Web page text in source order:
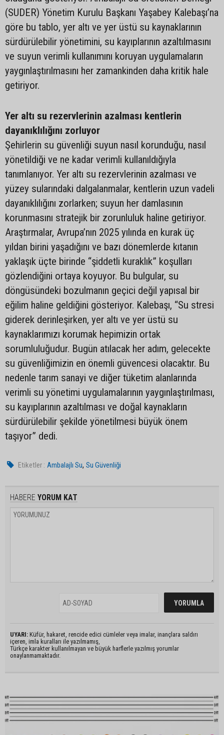
(SUDER) Yönetim Kurulu Başkanı Yaşabey Kalebaşı’na
göre bu tablo, yer altı ve yer üstü su kaynaklarının
sürdürülebilir yönetimini, su kayıplarının azaltılmasını
ve suyun verimli kullanımını koruyan uygulamaların
yaygınlaştırılmasını her zamankinden daha kritik hale
getiriyor.
Yer altı su rezervlerinin azalması kentlerin
dayanıklılığını zorluyor
Şehirlerin su güvenliği suyun nasıl korunduğu, nasıl
yönetildiği ve ne kadar verimli kullanıldığıyla
tanımlanıyor. Yer altı su rezervlerinin azalması ve
yüzey sularındaki dalgalanmalar, kentlerin uzun vadeli
dayanıklılığını zorlarken; suyun her damlasının
korunmasını stratejik bir zorunluluk haline getiriyor.
Araştırmalar, Avrupa’nın 2025 yılında en kurak üç
yıldan birini yaşadığını ve bazı dönemlerde kıtanın
yaklaşık üçte birinde “şiddetli kuraklık” koşulları
gözlendiğini ortaya koyuyor. Bu bulgular, su
döngüsündeki bozulmanın geçici değil yapısal bir
eğilim haline geldiğini gösteriyor. Kalebaşı, “Su stresi
giderek derinleşirken, yer altı ve yer üstü su
kaynaklarımızı korumak hepimizin ortak
sorumluluğudur. Bugün atılacak her adım, gelecekte
su güvenliğimizin en önemli güvencesi olacaktır. Bu
nedenle tarım sanayi ve diğer tüketim alanlarında
verimli su yönetimi uygulamalarının yaygınlaştırılması,
su kayıplarının azaltılması ve doğal kaynakların
sürdürülebilir şekilde yönetilmesi büyük önem
taşıyor” dedi.
Etiketler : Ambalajlı Su,Su Güvenliği
HABERE YORUM KAT
UYARI: Küfür, hakaret, rencide edici cümleler veya imalar, inançlara saldırı
içeren, imla kuralları ile yazılmamış,
Türkçe karakter kullanılmayan ve büyük harflerle yazılmış yorumlar
onaylanmamaktadır.